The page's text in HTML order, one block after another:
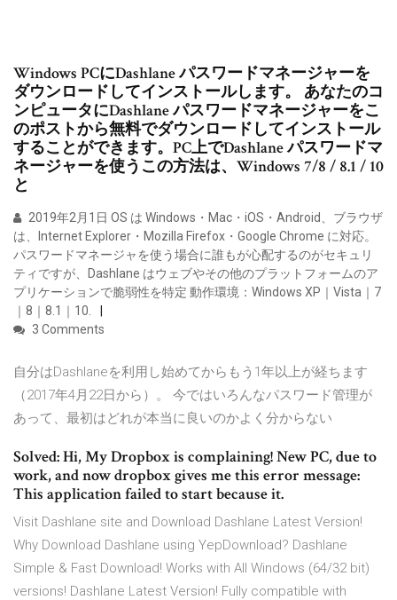
Windows PCにDashlane パスワードマネージャーを
ダウンロードしてインストールします。 あなたのコ
ンピュータにDashlane パスワードマネージャーをこ
のポストから無料でダウンロードしてインストール
することができます。PC上でDashlane パスワードマ
ネージャーを使うこの方法は、Windows 7/8 / 8.1 / 10
と
2019年2月1日 OS は Windows・Mac・iOS・Android、ブラウザ
は、Internet Explorer・Mozilla Firefox・Google Chrome に対応。
パスワードマネージャを使う場合に誰もが心配するのがセキュリ
ティですが、Dashlane はウェブやその他のプラットフォームのア
プリケーションで脆弱性を特定 動作環境：Windows XP｜Vista｜7
｜8｜8.1｜10.
3 Comments
自分はDashlaneを利用し始めてからもう1年以上が経ちます
（2017年4月22日から）。 今ではいろんなパスワード管理が
あって、最初はどれが本当に良いのかよく分からない
Solved: Hi, My Dropbox is complaining! New PC, due to
work, and now dropbox gives me this error message:
This application failed to start because it.
Visit Dashlane site and Download Dashlane Latest Version!
Why Download Dashlane using YepDownload? Dashlane
Simple & Fast Download! Works with All Windows (64/32 bit)
versions! Dashlane Latest Version! Fully compatible with